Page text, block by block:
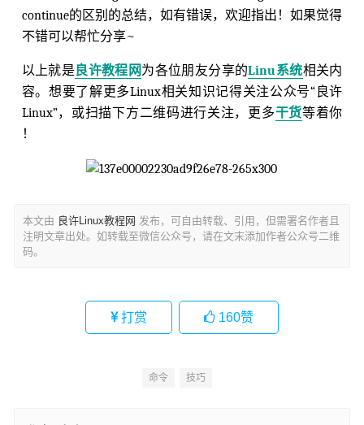
continue的区别的总结，如有错误，欢迎指出！如果觉得
不错可以帮忙分享~
以上就是良许教程网为各位朋友分享的Linu系统相关内
容。想要了解更多Linux相关知识记得关注公众号“良许
Linux”，或扫描下方二维码进行关注，更多干货等着你
！
本文由 良许Linux教程网 发布，可自由转载、引用，但需署名作者且
注明文章出处。如转载至微信公众号，请在文末添加作者公众号二维
码。
打赏 160赞
命令 技巧